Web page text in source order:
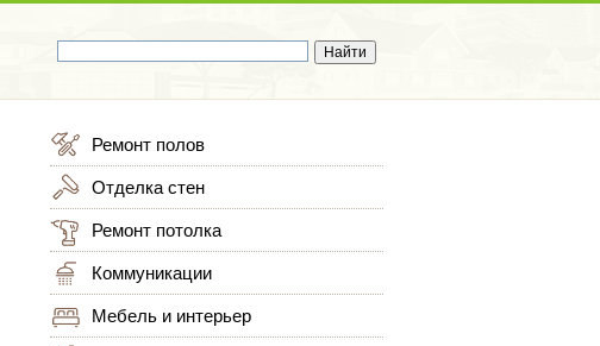
Ремонт полов
Отделка стен
Ремонт потолка
Коммуникации
Мебель и интерьер